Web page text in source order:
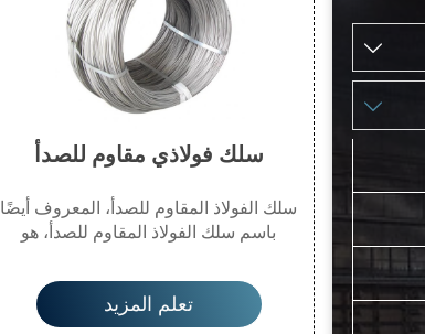


سلك فولاذي مقاوم للصدأ
سلك الفولاذ المقاوم للصدأ، المعروف أيضًا
باسم سلك الفولاذ المقاوم للصدأ، هو
المواصفات والنماذج المختلفة المصنوعة من
الفولاذ المقاوم للصدأ كمادة خام. ينشأ من
الولايات المتحدة وهولندا واليابان، وعادة ما
تعلم المزيد